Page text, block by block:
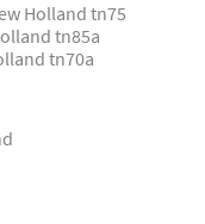
Holland tn75
tn85a
tn70a